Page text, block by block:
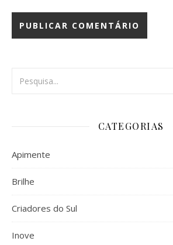
CATEGORIAS
Apimente
Brilhe
Criadores do Sul
Inove